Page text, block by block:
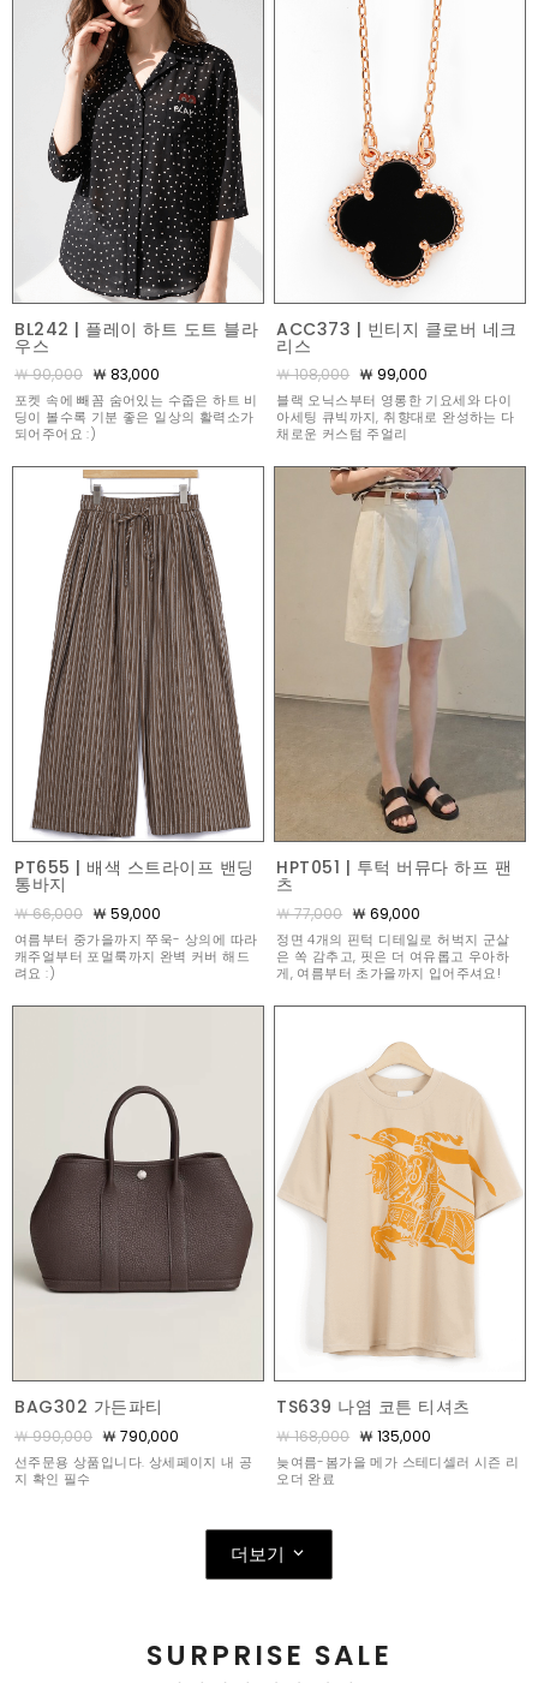
BL242 | 플레이 하트 도트 블라
우스
￦ 90,000 ￦ 83,000
포켓 속에 빼꼼 숨어있는 수줍은 하트 비
딩이 볼수록 기분 좋은 일상의 활력소가
되어주어요 :)
ACC373 | 빈티지 클로버 네크
리스
￦ 108,000 ￦ 99,000
블랙 오닉스부터 영롱한 기요세와 다이
아세팅 큐빅까지, 취향대로 완성하는 다
채로운 커스텀 주얼리
PT655 | 배색 스트라이프 밴딩
통바지
￦ 66,000 ￦ 59,000
여름부터 중가을까지 쭈욱- 상의에 따라
캐주얼부터 포멀룩까지 완벽 커버 해드
려요 :)
HPT051 | 투턱 버뮤다 하프 팬
츠
￦ 77,000 ￦ 69,000
정면 4개의 핀턱 디테일로 허벅지 군살
은 쏙 감추고, 핏은 더 여유롭고 우아하
게, 여름부터 초가을까지 입어주셔요!
BAG302 가든파티
￦ 990,000 ￦ 790,000
선주문용 상품입니다. 상세페이지 내 공
지 확인 필수
TS639 나염 코튼 티셔츠
￦ 168,000 ￦ 135,000
늦여름-봄가을 메가 스테디셀러 시즌 리
오더 완료
더보기
SURPRISE SALE